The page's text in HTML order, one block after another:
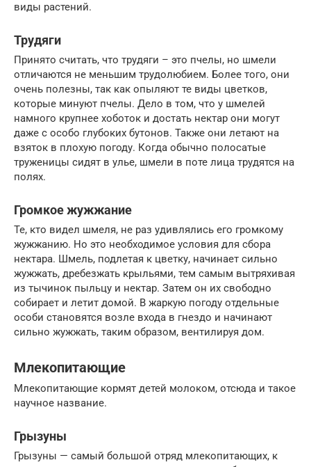
виды растений.
Трудяги
Принято считать, что трудяги – это пчелы, но шмели
отличаются не меньшим трудолюбием. Более того, они
очень полезны, так как опыляют те виды цветков,
которые минуют пчелы. Дело в том, что у шмелей
намного крупнее хоботок и достать нектар они могут
даже с особо глубоких бутонов. Также они летают на
взяток в плохую погоду. Когда обычно полосатые
труженицы сидят в улье, шмели в поте лица трудятся на
полях.
Громкое жужжание
Те, кто видел шмеля, не раз удивлялись его громкому
жужжанию. Но это необходимое условия для сбора
нектара. Шмель, подлетая к цветку, начинает сильно
жужжать, дребезжать крыльями, тем самым вытряхивая
из тычинок пыльцу и нектар. Затем он их свободно
собирает и летит домой. В жаркую погоду отдельные
особи становятся возле входа в гнездо и начинают
сильно жужжать, таким образом, вентилируя дом.
Млекопитающие
Млекопитающие кормят детей молоком, отсюда и такое
научное название.
Грызуны
Грызуны — самый большой отряд млекопитающих, к